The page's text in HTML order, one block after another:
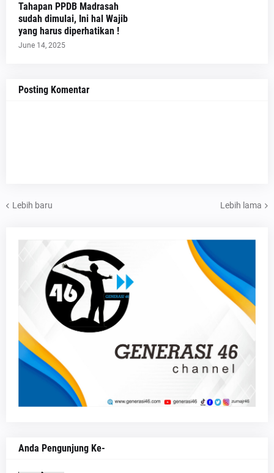
Tahapan PPDB Madrasah
sudah dimulai, Ini hal Wajib
yang harus diperhatikan !
June 14, 2025
Posting Komentar
Lebih baru Lebih lama
Anda Pengunjung Ke-